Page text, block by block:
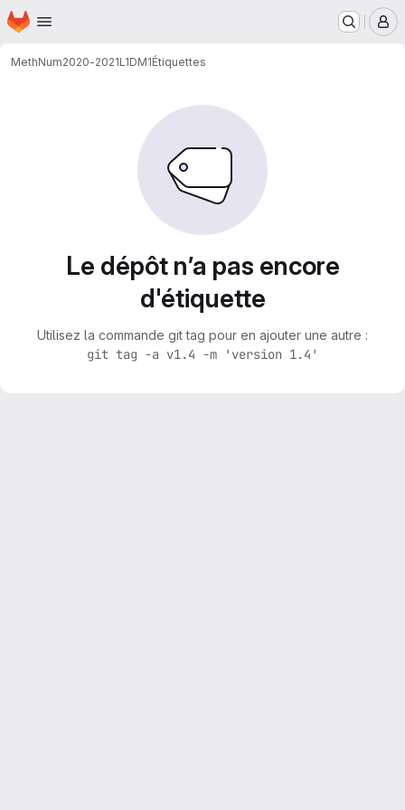
Passer au contenu principal
Page d'accueil
MethNum2020-2021L1DM1Étiquettes
Le dépôt n’a pas encore
d'étiquette
Utilisez la commande git tag pour en ajouter une autre :
git tag -a v1.4 -m 'version 1.4'